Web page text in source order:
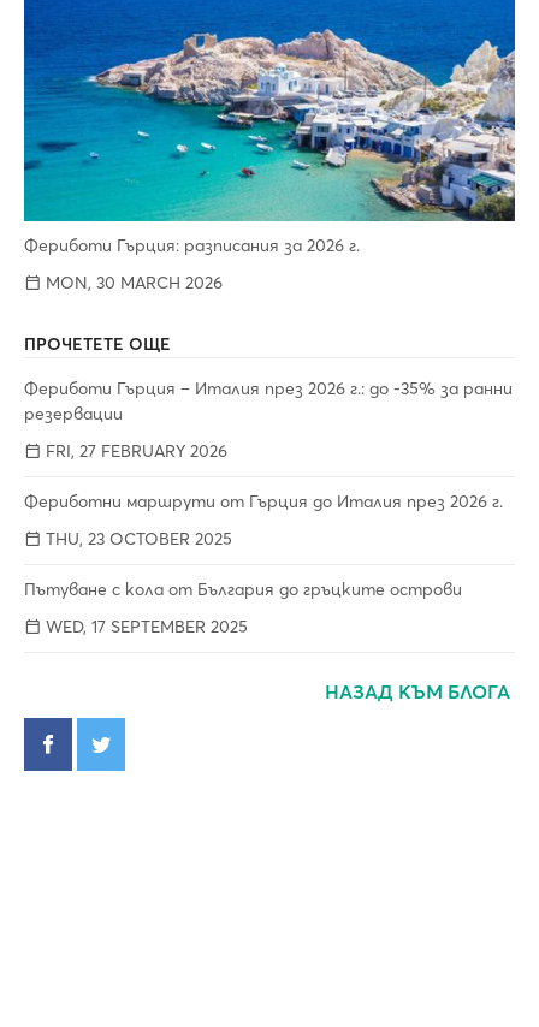
Фериботи Гърция: разписания за 2026 г.
MON, 30 MARCH 2026
ПРОЧЕТЕТЕ ОЩЕ
Фериботи Гърция – Италия през 2026 г.: до -35% за ранни
резервации
FRI, 27 FEBRUARY 2026
Фериботни маршрути от Гърция до Италия през 2026 г.
THU, 23 OCTOBER 2025
Пътуване с кола от България до гръцките острови
WED, 17 SEPTEMBER 2025
НАЗАД КЪМ БЛОГА